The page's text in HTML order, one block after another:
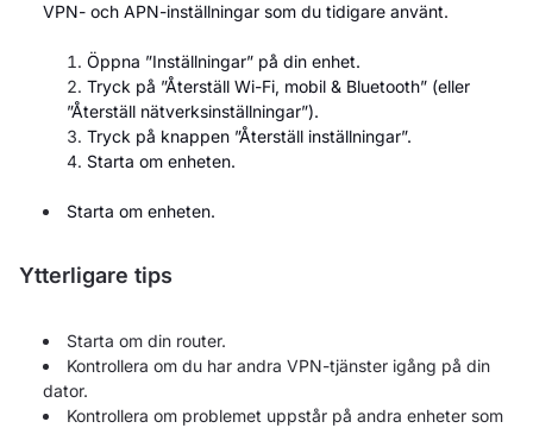
VPN- och APN-inställningar som du tidigare använt.
Öppna ”Inställningar” på din enhet.
Tryck på ”Återställ Wi-Fi, mobil & Bluetooth” (eller
”Återställ nätverksinställningar”).
Tryck på knappen ”Återställ inställningar”.
Starta om enheten.
Starta om enheten.
Ytterligare tips
Starta om din router.
Kontrollera om du har andra VPN-tjänster igång på din
dator.
Kontrollera om problemet uppstår på andra enheter som